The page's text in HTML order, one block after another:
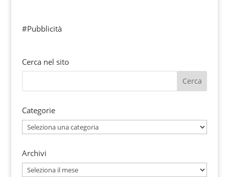
#Pubblicità
Cerca nel sito
Categorie
Categorie
Archivi
Archivi